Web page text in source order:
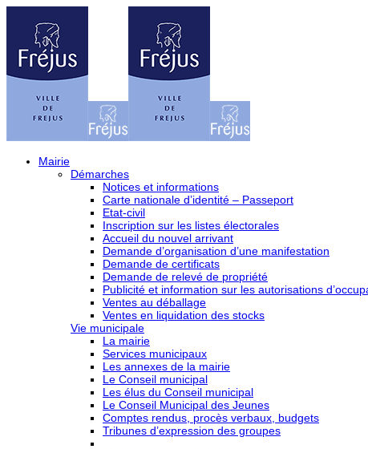
Mairie
Démarches
Notices et informations
Carte nationale d’identité – Passeport
Etat-civil
Inscription sur les listes électorales
Accueil du nouvel arrivant
Demande d’organisation d’une manifestation
Demande de certificats
Demande de relevé de propriété
Publicité et information sur les autorisations
Ventes au déballage
Ventes en liquidation des stocks
Vie municipale
La mairie
Services municipaux
Les annexes de la mairie
Le Conseil municipal
Les élus du Conseil municipal
Le Conseil Municipal des Jeunes
Comptes rendus, procès verbaux, budgets
Tribunes d’expression des groupes